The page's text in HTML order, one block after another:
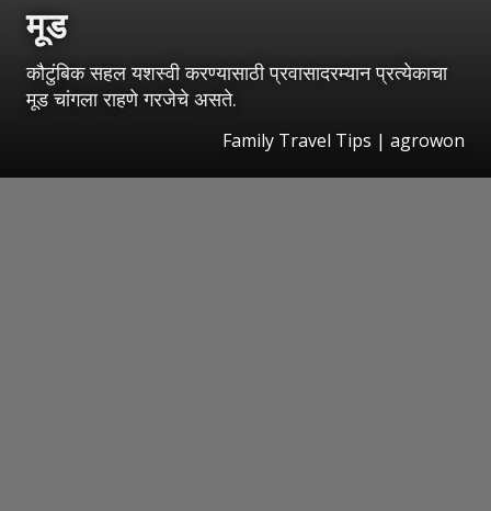
मूड
कौटुंबिक सहल यशस्वी करण्यासाठी प्रवासादरम्यान प्रत्येकाचा
मूड चांगला राहणे गरजेचे असते.
Family Travel Tips | agrowon